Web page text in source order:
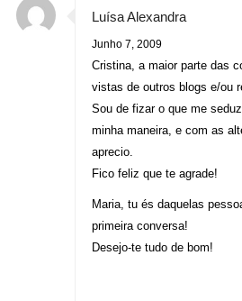
Luísa Alexandra
Junho 7, 2009
Cristina, a maior parte das
vistas de outros blogs e/ou
Sou de fizar o que me
minha maneira, e com as
aprecio.
Fico feliz que te agrade!
Maria, tu és daquelas
primeira conversa!
Desejo-te tudo de bom!